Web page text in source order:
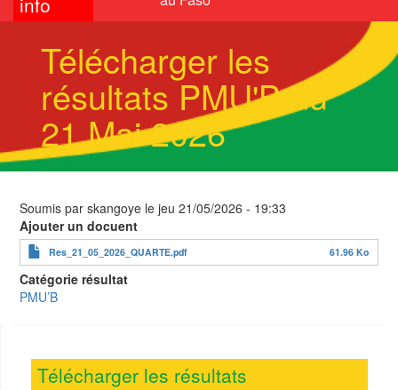
Télécharger les
résultats PMU'B du
21 Mai 2026
Soumis par skangoye le jeu 21/05/2026 - 19:33
Ajouter un docuent
Res_21_05_2026_QUARTE.pdf 61.96 Ko
Catégorie résultat
PMU’B
Télécharger les résultats